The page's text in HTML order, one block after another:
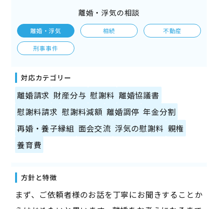
離婚・浮気の相談
離婚・浮気 相続 不動産
刑事事件
対応カテゴリー
離婚請求 財産分与 慰謝料 離婚協議書
慰謝料請求 慰謝料減額 離婚調停 年金分割
再婚・養子縁組 面会交流 浮気の慰謝料 親権
養育費
方針と特徴
まず、ご依頼者様のお話を丁寧にお聞きすることか